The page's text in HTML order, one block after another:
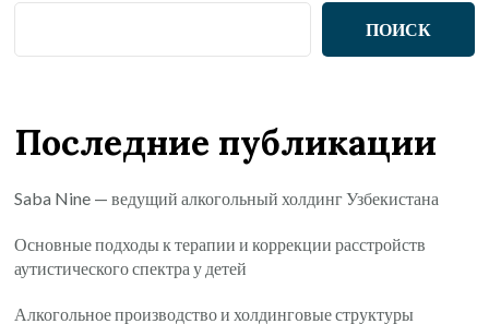
ПОИСК
Последние публикации
Saba Nine — ведущий алкогольный холдинг Узбекистана
Основные подходы к терапии и коррекции расстройств
аутистического спектра у детей
Алкогольное производство и холдинговые структуры